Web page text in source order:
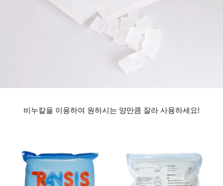
비누칼을 이용하여 원하시는 양만큼 잘라 사용하세요!